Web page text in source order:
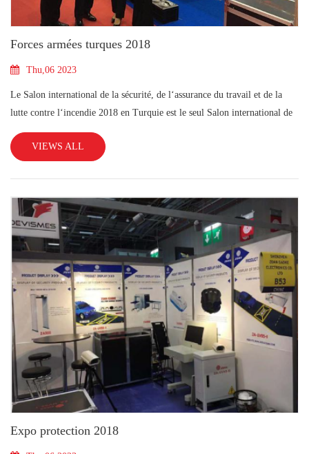
Forces armées turques 2018
Thu,06 2023
Le Salon international de la sécurité, de l‘assurance du travail et de la
lutte contre l‘incendie 2018 en Turquie est le seul Salon international de
l‘industrie et de l‘industrie de la sécurité organi
VIEWS ALL
Expo protection 2018